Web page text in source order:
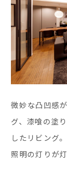
微妙な凸凹感
グ、漆喰の塗
したリビング
照明の灯りが